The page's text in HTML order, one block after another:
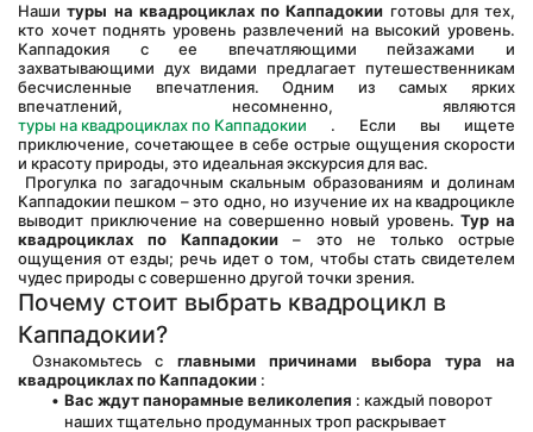
Наши туры на квадроциклах по Каппадокии готовы для тех,
кто хочет поднять уровень развлечений на высокий уровень.
Каппадокия с ее впечатляющими пейзажами и
захватывающими дух видами предлагает путешественникам
бесчисленные впечатления. Одним из самых ярких
впечатлений, несомненно, являются
туры на квадроциклах по Каппадокии . Если вы ищете
приключение, сочетающее в себе острые ощущения скорости
и красоту природы, это идеальная экскурсия для вас.
Каппадокии пешком – это одно, но изучение их на квадроцикле
выводит приключение на совершенно новый уровень. Тур на
квадроциклах по Каппадокии – это не только острые
ощущения от езды; речь идет о том, чтобы стать свидетелем
чудес природы с совершенно другой точки зрения.
Почему стоит выбрать квадроцикл в
Каппадокии?
Ознакомьтесь с главными причинами
выбора тура на
квадроциклах по Каппадокии :
Вас ждут панорамные великолепия : каждый поворот
наших тщательно продуманных троп раскрывает